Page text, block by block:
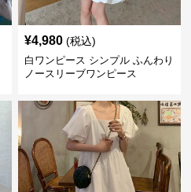
¥4,980 (税込)
白ワンピース シンプル ふんわり
ノースリーブワンピース